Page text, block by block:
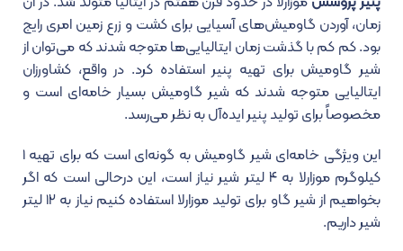
زمان، آوردن گاومیش‌های آسیایی برای کشت و زرع زمین امری رایج
بود. کم کم با گذشت زمان ایتالیایی‌ها متوجه شدند که می‌توان از
شیر گاومیش برای تهیه پنیر استفاده کرد. در واقع، کشاورزان
ایتالیایی متوجه شدند که شیر گاومیش بسیار خامه‌ای است و
مخصوصاً برای تولید پنیر ایده‌آل به نظر می‌رسد.
این ویژگی خامه‌ای شیر گاومیش به گونه‌ای است که برای تهیه ۱
کیلوگرم موزارلا به ۴ لیتر شیر نیاز است، این درحالی است که اگر
بخواهیم از شیر گاو برای تولید موزارلا استفاده کنیم نیاز به ۱۲ لیتر
شیر داریم.